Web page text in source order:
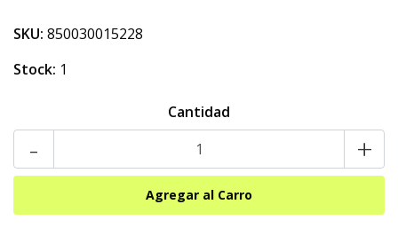
SKU: 850030015228
Stock: 1
Cantidad
- +